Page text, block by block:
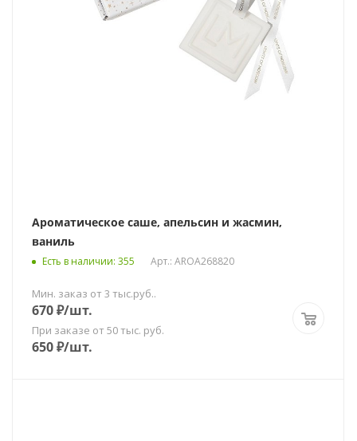
Ароматическое саше, апельсин и жасмин,
ваниль
Есть в наличии: 355 Арт.: AROA268820
Мин. заказ от 3 тыс.руб..
670₽/шт.
При заказе от 50 тыс. руб.
650₽/шт.